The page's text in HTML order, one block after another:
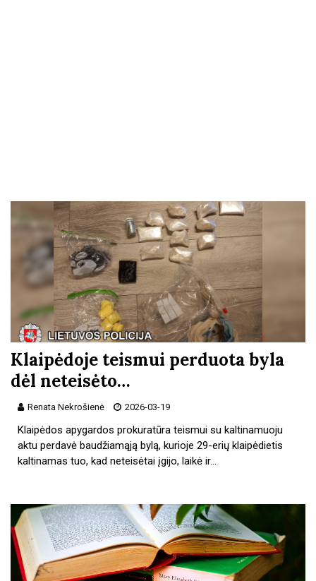
Klaipėdoje teismui perduota byla
dėl neteisėto…
Renata Nekrošienė 2026-03-19
Klaipėdos apygardos prokuratūra teismui su kaltinamuoju
aktu perdavė baudžiamąją bylą, kurioje 29-erių klaipėdietis
kaltinamas tuo, kad neteisėtai įgijo, laikė ir…